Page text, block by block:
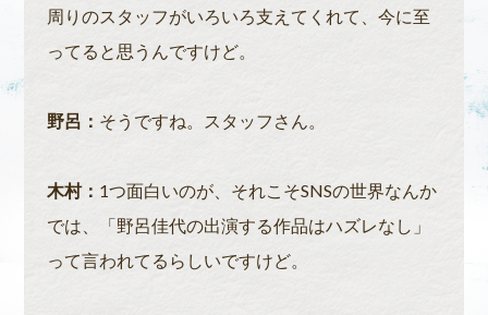
周りのスタッフがいろいろ支えてくれて、今に至
ってると思うんですけど。
野呂： そうですね。スタッフさん。
木村： 1つ面白いのが、それこそSNSの世界なんか
では、「野呂佳代の出演する作品はハズレなし」
って言われてるらしいですけど。